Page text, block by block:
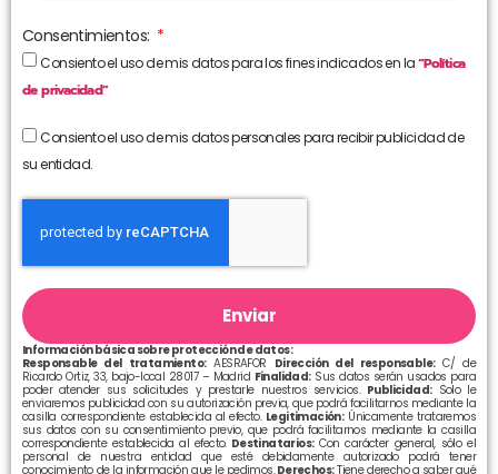
Consentimientos:
Consiento el uso de mis datos para los fines indicados en la“Política
de privacidad”
Consiento el uso de mis datos personales para recibir publicidad de
su entidad.
Enviar
Información básica sobre protección de datos:
Responsable del tratamiento:AESRAFOR Dirección del responsable:C/ de
Ricardo Ortiz, 33, bajo-local 28017 – Madrid Finalidad:Sus datos serán usados para
poder atender sus solicitudes y prestarle nuestros servicios. Publicidad:Solo le
enviaremos publicidad con su autorización previa, que podrá facilitarnos mediante la
casilla correspondiente establecida al efecto. Legitimación:Únicamente trataremos
sus datos con su consentimiento previo, que podrá facilitarnos mediante la casilla
correspondiente establecida al efecto.Destinatarios:Con carácter general, sólo el
personal de nuestra entidad que esté debidamente autorizado podrá tener
conocimiento de la información que le pedimos.Derechos:Tiene derecho a saber qué